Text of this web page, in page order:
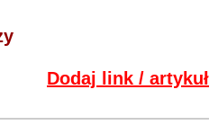
Dodaj link / artykuł